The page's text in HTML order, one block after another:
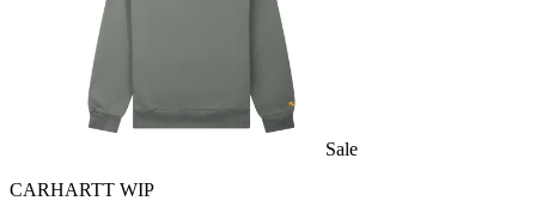
Sale
CARHARTT WIP